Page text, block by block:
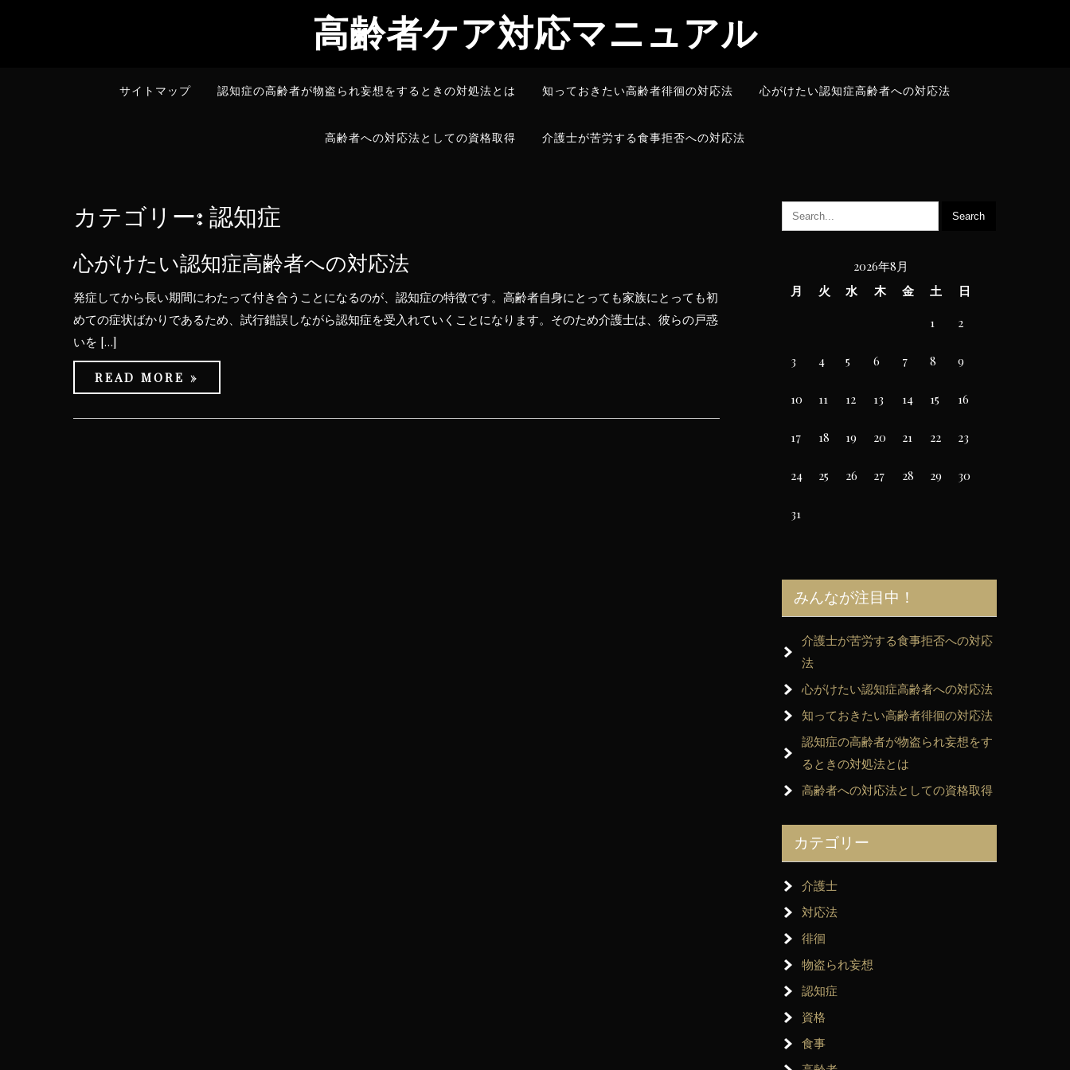
高齢者ケア対応マニュアル
サイトマップ 認知症の高齢者が物盗られ妄想をするときの対処法とは 知っておきたい高齢者徘徊の対応法 心がけたい認知症高齢者への対応法
高齢者への対応法としての資格取得 介護士が苦労する食事拒否への対応法
カテゴリー: 認知症
心がけたい認知症高齢者への対応法
発症してから長い期間にわたって付き合うことになるのが、認知症の特徴です。高齢者自身にとっても家族にとっても初
めての症状ばかりであるため、試行錯誤しながら認知症を受入れていくことになります。そのため介護士は、彼らの戸惑
いを […]
READ MORE »
2026年8月
月
火 水 木 金 土
日
1
2
3 4 5 6 7 8 9
10 11 12 13 14 15 16
17 18 19 20 21 22 23
24 25 26 27 28 29 30
31
みんなが注目中！
介護士が苦労する食事拒否への対応
法
心がけたい認知症高齢者への対応法
知っておきたい高齢者徘徊の対応法
認知症の高齢者が物盗られ妄想をす
るときの対処法とは
高齢者への対応法としての資格取得
カテゴリー
介護士
対応法
徘徊
物盗られ妄想
認知症
資格
食事